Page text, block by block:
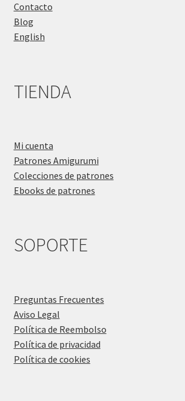
Contacto
Blog
English
TIENDA
Mi cuenta
Patrones Amigurumi
Colecciones de patrones
Ebooks de patrones
SOPORTE
Preguntas Frecuentes
Aviso Legal
Política de Reembolso
Política de privacidad
Política de cookies